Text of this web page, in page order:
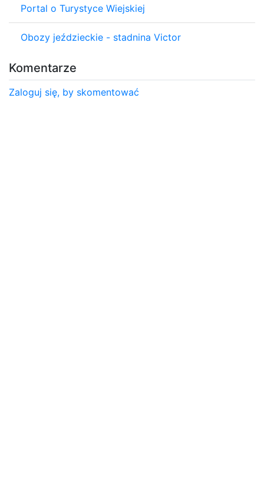
Portal o Turystyce Wiejskiej
Obozy jeździeckie - stadnina Victor
Komentarze
Zaloguj się, by skomentować